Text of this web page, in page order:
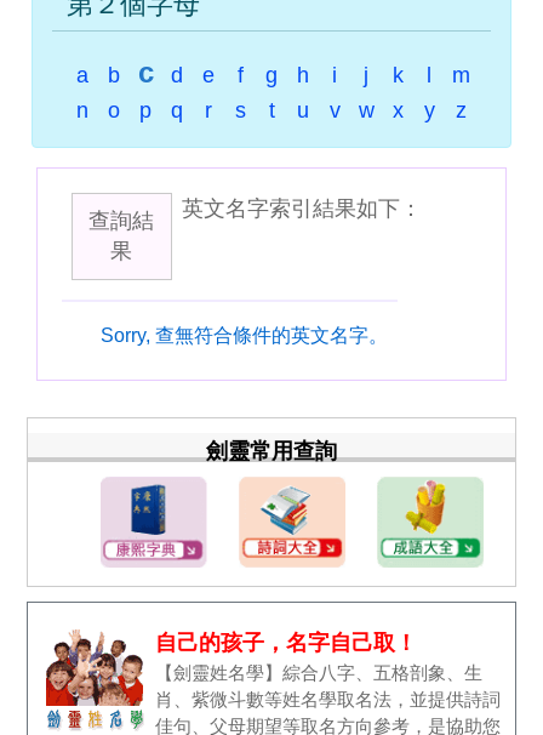
a b c d e f g h i j k
m
n
o p q r s t u v w x y z
查詢結
果
英文名字索引結果如下：
Sorry, 查無符合條件的英文名字。
劍靈常用查詢
自己的孩子，名字自己取！
【劍靈姓名學】綜合八字、五格剖象、生
肖、紫微斗數等姓名學取名法，並提供詩詞
佳句、父母期望等取名方向參考，是協助您